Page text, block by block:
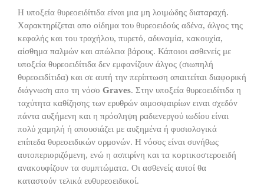
Η υποξεία θυρεοειδίτιδα είναι μια μη λοιμώδης διαταραχή.
Χαρακτηρίζεται απο οίδημα του θυρεοειδούς αδένα, άλγος της
κεφαλής και του τραχήλου, πυρετό, αδυναμία, κακουχία,
αίσθημα παλμών και απώλεια βάρους. Κάποιοι ασθενείς με
υποξεία θυρεοειδίτιδα δεν εμφανίζουν άλγος (σιωπηλή
θυρεοειδίτιδα) και σε αυτή την περίπτωση απαιτείται διαφορική
διάγνωση απο τη νόσο Graves. Στην υποξεία θυρεοειδίτιδα η
ταχύτητα καθίζησης των ερυθρών αιμοσφαιρίων ειναι σχεδόν
πάντα αυξήμενη και η πρόσληψη ραδιενεργού ιωδίου είναι
πολύ χαμηλή ή απουσιάζει με αυξημένα ή φυσιολογικά
επίπεδα θυρεοειδικών ορμονών. Η νόσος είναι συνήθως
αυτοπεριοριζόμενη, ενώ η ασπιρίνη και τα κορτικοστεροειδή
ανακουφίζουν τα συμπτώματα. Οι ασθενείς αυτοί θα
καταστούν τελικά ευθυρεοειδικοί.